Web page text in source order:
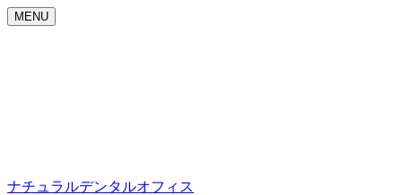
MENU
ナチュラルデンタルオフィス